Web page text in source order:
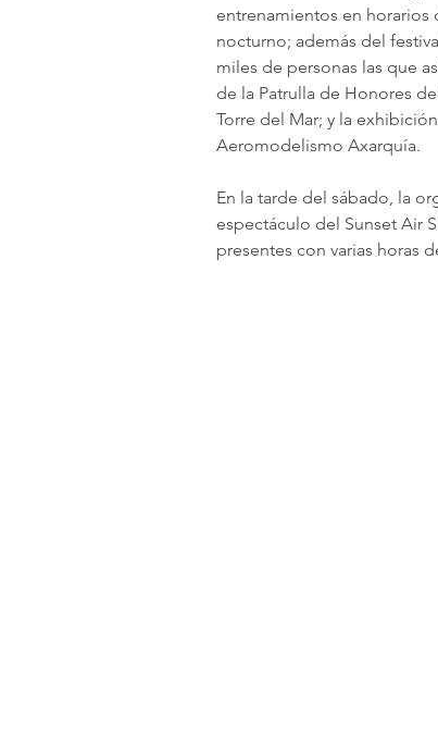
entrenamientos en horarios
nocturno; además del
miles de personas las que
de la Patrulla de Honores
Torre del Mar; y la
Aeromodelismo Axarquía.
En la tarde del sábado, la
espectáculo del Sunset Air
presentes con varias horas